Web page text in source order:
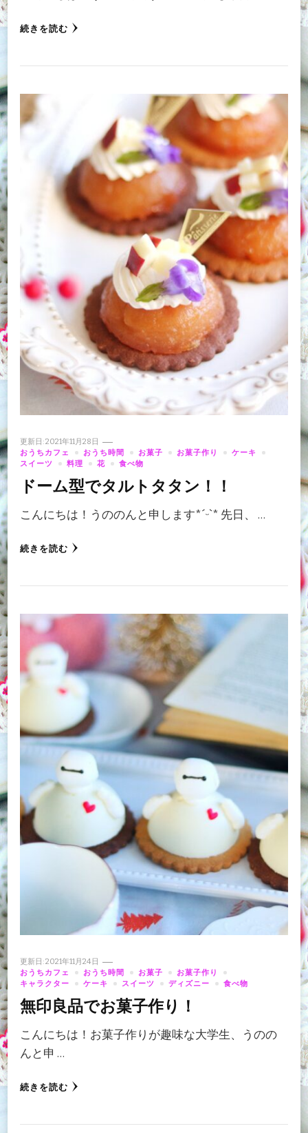
続きを読む
更新日:2021年11月28日
おうちカフェ
おうち時間 お菓子 お菓子作り
ケーキ
スイーツ
料理 花 食べ物
ドーム型でタルトタタン！！
こんにちは！うののんと申します‪*ˊᵕˋ* 先日、 …
続きを読む
更新日:2021年11月24日
おうちカフェ
おうち時間 お菓子
お菓子作り
キャラクター
ケーキ スイーツ ディズニー 食べ物
無印良品でお菓子作り！
こんにちは！お菓子作りが趣味な大学生、うのの
んと申 …
続きを読む